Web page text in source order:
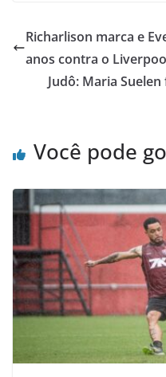
Richarlison marca e
anos contra o
Judô: Maria
Você pode